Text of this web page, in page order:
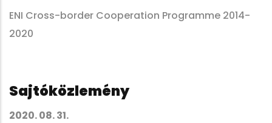
ENI Cross-border Cooperation Programme 2014-
2020
Sajtóközlemény
2020. 08. 31.